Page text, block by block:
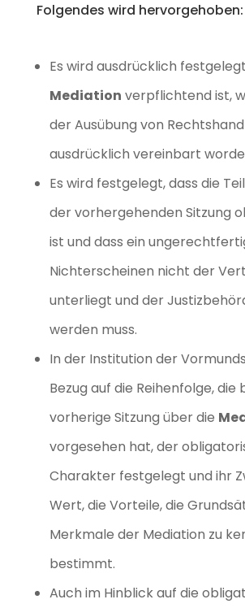
Folgendes wird hervorgehoben:
Es wird ausdrücklich
Mediation verpflichtend ist,
der Ausübung von
ausdrücklich vereinbart
Es wird festgelegt, dass die
der vorhergehenden Sitzung
ist und dass ein
Nichterscheinen nicht der
unterliegt und der
werden muss.
In der Institution der
Bezug auf die Reihenfolge, die
vorherige Sitzung über die
vorgesehen hat, der
Charakter festgelegt und ihr
Wert, die Vorteile, die
Merkmale der Mediation zu
bestimmt.
Auch im Hinblick auf die